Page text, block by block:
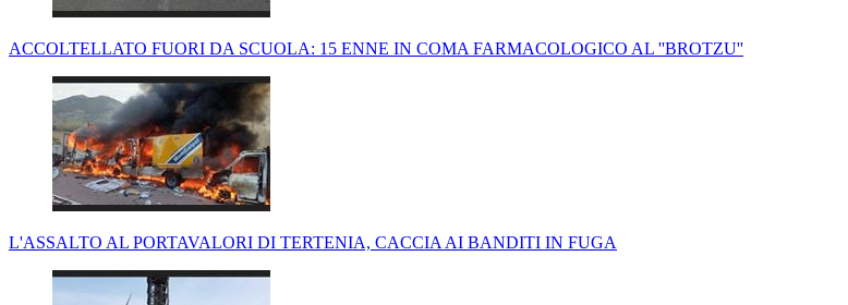
ACCOLTELLATO FUORI DA SCUOLA: 15 ENNE IN COMA FARMACOLOGICO AL ''BROTZU''
L'ASSALTO AL PORTAVALORI DI TERTENIA, CACCIA AI BANDITI IN FUGA